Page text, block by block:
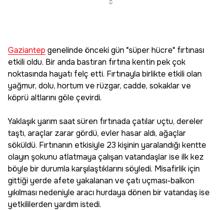
Gaziantep genelinde önceki gün "süper hücre" fırtınası
etkili oldu. Bir anda bastıran fırtına kentin pek çok
noktasında hayatı felç etti. Fırtınayla birlikte etkili olan
yağmur, dolu, hortum ve rüzgar, cadde, sokaklar ve
köprü altlarını göle çevirdi.
Yaklaşık yarım saat süren fırtınada çatılar uçtu, dereler
taştı, araçlar zarar gördü, evler hasar aldı, ağaçlar
söküldü. Fırtınanın etkisiyle 23 kişinin yaralandığı kentte
olayın şokunu atlatmaya çalışan vatandaşlar ise ilk kez
böyle bir durumla karşılaştıklarını söyledi. Misafirlik için
gittiği yerde afete yakalanan ve çatı uçması-balkon
yıkılması nedeniyle aracı hurdaya dönen bir vatandaş ise
yetkililerden yardım istedi.